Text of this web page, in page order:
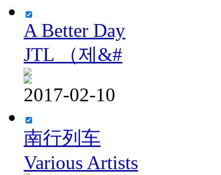
A Better Day
JTL （제&#
2017-02-10
南行列车
Various Artists